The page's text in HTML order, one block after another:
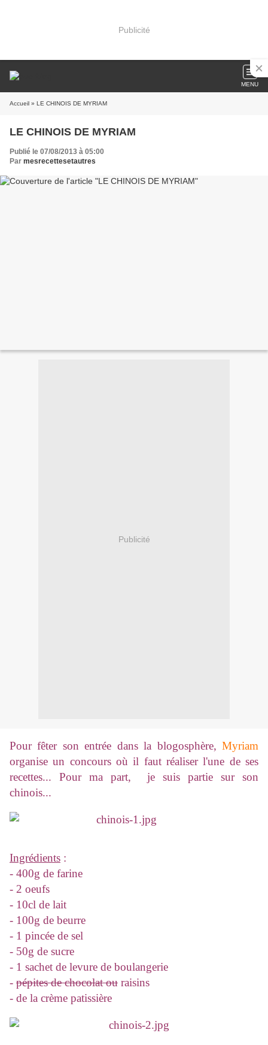
Publicité
MENU
Accueil » LE CHINOIS DE MYRIAM
LE CHINOIS DE MYRIAM
Publié le 07/08/2013 à 05:00
Par mesrecettesetautres
Publicité
Pour fêter son entrée dans la blogosphère, Myriam
organise un concours où il faut réaliser l'une de ses
recettes... Pour ma part, je suis partie sur son
chinois...
Ingrédients :
- 400g de farine
- 2 oeufs
- 10cl de lait
- 100g de beurre
- 1 pincée de sel
- 50g de sucre
- 1 sachet de levure de boulangerie
- pépites de chocolat ou raisins
- de la crème patissière